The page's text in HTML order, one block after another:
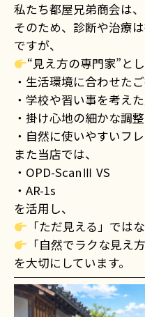
私たち都屋兄弟商会は
そのため、診断や治療は
ですが、
“見え方の専門家”と
・生活環境に合わせた
・学校や習い事を考え
・掛け心地の細かな調整
・自然に使いやすいフ
また当店では、
・OPD-ScanⅢ VS
・AR-1s
を活用し、
「ただ見える」では
「自然でラクな見え方
を大切にしています。